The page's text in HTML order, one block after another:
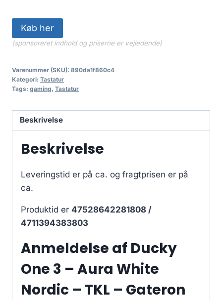
Køb her
(sponsoreret indhold og priserne er vejledende)
Varenummer (SKU): 890da1f860c4
Kategori: Tastatur
Tags: gaming, Tastatur
Beskrivelse
Beskrivelse
Leveringstid er på ca. og fragtprisen er på
ca.
Produktid er 47528642281808 /
4711394383803
Anmeldelse af Ducky
One 3 – Aura White
Nordic – TKL – Gateron